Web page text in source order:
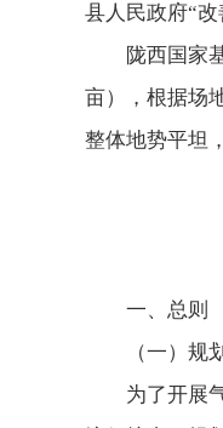
县人民政府“
陇西国家
亩），根据场
整体地势平坦
一、总则
（一）规
为了开展